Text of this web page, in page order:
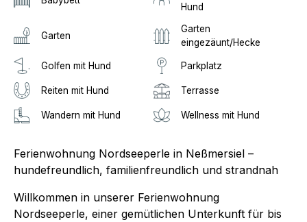
Hund
Garten
Garten
eingezäunt/Hecke
Golfen mit Hund Parkplatz
Reiten mit Hund Terrasse
Wandern mit Hund Wellness mit Hund
Ferienwohnung Nordseeperle in Neßmersiel –
hundefreundlich, familienfreundlich und strandnah
Willkommen in unserer Ferienwohnung
Nordseeperle, einer gemütlichen Unterkunft für bis